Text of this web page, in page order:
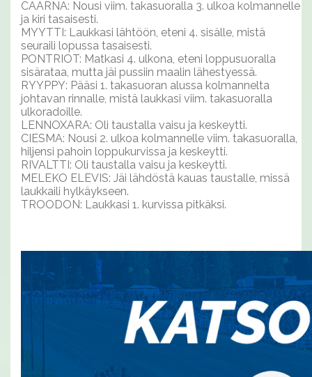
CAARNA: Nousi viim. takasuoralla 3. ulkoa kolmannelle
ja kiri tasaisesti.
MYYTTI: Laukkasi lähtöön, eteni 4. sisälle, mistä
seuraili lopussa tasaisesti.
PONTRIOT: Matkasi 4. ulkona, eteni loppusuoralla
sisärataa, mutta jäi pussiin maalin lähestyessä.
RYYPPY: Pääsi 1. takasuoran alussa kolmannelta
johtavan rinnalle, mistä laukkasi viim. takasuoralla
ulkoradoille.
LENNOXARA: Oli taustalla vaisu ja keskeytti.
CIESMA: Nousi 2. ulkoa kolmannelle viim. takasuoralla,
hiljensi pahoin loppukurvissa ja keskeytti.
RIVALTTI: Oli taustalla vaisu ja keskeytti.
MELEKO ELEVIS: Jäi lähdöstä kauas taustalle, missä
laukkaili hylkäykseen.
TROODON: Laukkasi 1. kurvissa pitkäksi.